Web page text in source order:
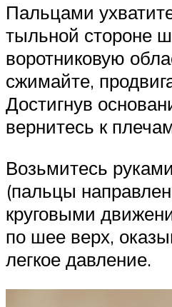
Пальцами
тыльной стороне
воротниковую
сжимайте,
Достигнув
вернитесь к
Возьмитесь
(пальцы
круговыми
по шее верх,
легкое давление.